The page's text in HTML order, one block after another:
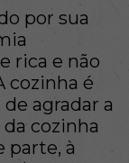
por sua
rica e não
cozinha é
agradar a
cozinha
parte, à